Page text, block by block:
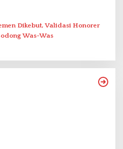
Karno di Bali
Dikebut, Validasi Honorer
Was-Was